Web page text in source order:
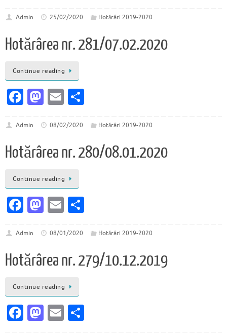
e
b
o
o
k
to
d
o
n
ai
l
ta
je
az
Admin 25/02/2020 Hotărâri 2019-2020
Hotărârea nr. 281/07.02.2020
Continue reading
Fa
e
b
o
o
k
M
to
d
o
n
E
ai
l
ta
je
az
Admin 08/02/2020 Hotărâri 2019-2020
Hotărârea nr. 280/08.01.2020
Continue reading
Fa
e
b
o
o
k
M
to
d
o
n
E
ai
l
ta
je
az
Admin 08/01/2020 Hotărâri 2019-2020
Hotărârea nr. 279/10.12.2019
Continue reading
Fa M E